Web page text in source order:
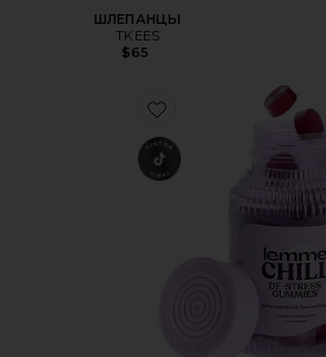
ШЛЕПАНЦЫ
TKEES
$65
Favorite ВИТАМИННЫЕ